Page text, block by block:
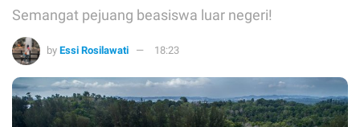
Semangat pejuang beasiswa luar negeri!
by Essi Rosilawati 18:23